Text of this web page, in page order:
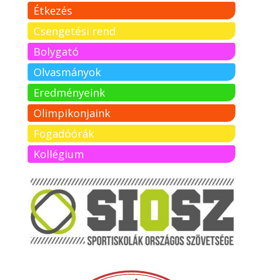
Étkezés
Csengetési rend
Bolygató
Olvasmányok
Eredményeink
Olimpikonjaink
Fogadóórák
Kollégium